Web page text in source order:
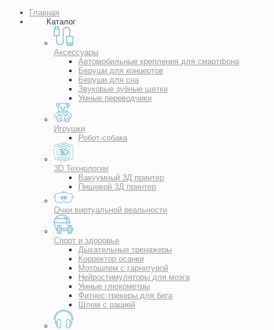
Главная
Каталог
Аксессуары
Автомобильные крепления для смартфона
Беруши для концертов
Беруши для сна
Звуковые зубные щетки
Умные переводчики
Игрушки
Робот-собака
3D Технологии
Вакуумный 3Д принтер
Пищевой 3Д принтер
Очки виртуальной реальности
Спорт и здоровье
Дыхательные тренажеры
Корректор осанки
Мотошлем с гарнитурой
Нейростимуляторы для мозга
Умные глюкометры
Фитнес-трекеры для бега
Шлем с рацией